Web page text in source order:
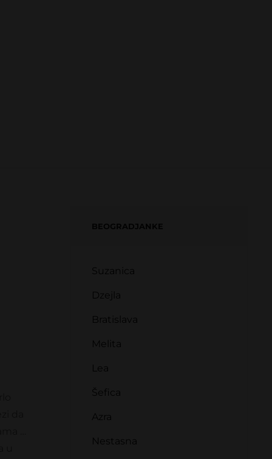
Suzanica
Dzejla
Bratislava
Melita
Lea
Šefica
Azra
Nestasna